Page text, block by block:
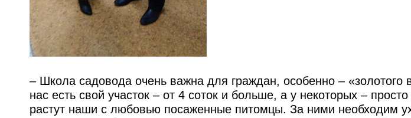
– Школа садовода очень важна для граждан, особенно – «золотого
нас есть свой участок – от 4 соток и больше, а у некоторых –
растут наши с любовью посаженные питомцы. За ними необходим